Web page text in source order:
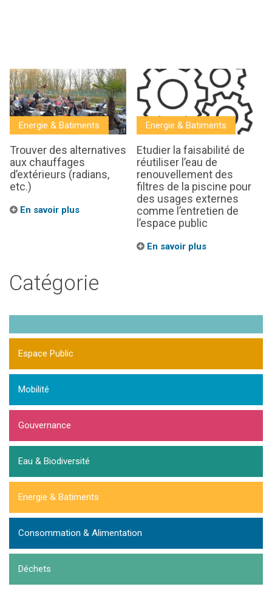
Energie & Batiments
Trouver des alternatives
aux chauffages
d’extérieurs (radians,
etc.)
En savoir plus
Energie & Batiments
Etudier la faisabilité de
réutiliser l’eau de
renouvellement des
filtres de la piscine pour
des usages externes
comme l’entretien de
l’espace public
En savoir plus
Catégorie
Espace Public
Mobilité
Gouvernance
Eau & Biodiversité
Energie & Batiments
Consommation & Alimentation
Déchets